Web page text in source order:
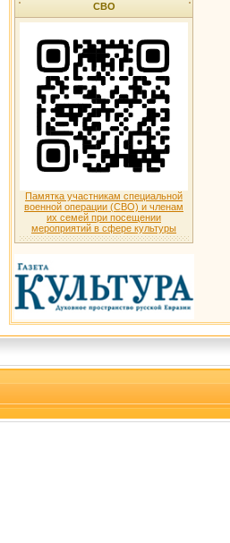
СВО
Памятка участникам специальной
военной операции (СВО) и членам
их семей при посещении
мероприятий в сфере культуры